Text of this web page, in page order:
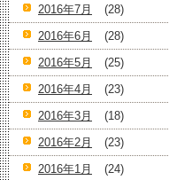
2016年7月
(28)
2016年6月
(28)
2016年5月
(25)
2016年4月
(23)
2016年3月
(18)
2016年2月
(23)
2016年1月
(24)